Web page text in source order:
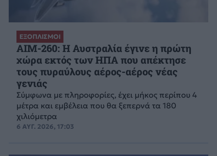
ΕΞΟΠΛΙΣΜΟΙ
AIM-260: Η Αυστραλία έγινε η πρώτη
χώρα εκτός των ΗΠΑ που απέκτησε
τους πυραύλους αέρος-αέρος νέας
γενιάς
Σύμφωνα με πληροφορίες, έχει μήκος περίπου 4
μέτρα και εμβέλεια που θα ξεπερνά τα 180
χιλιόμετρα
6 ΑΥΓ. 2026, 17:03